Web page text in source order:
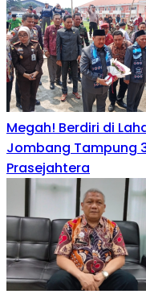
Megah! Berdiri di
Jombang Tampung
Prasejahtera